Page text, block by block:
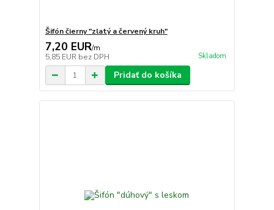
Šifón čierny "zlatý a červený kruh"
7,20 EUR/m
5,85 EUR bez DPH Skladom
Pridať do košíka